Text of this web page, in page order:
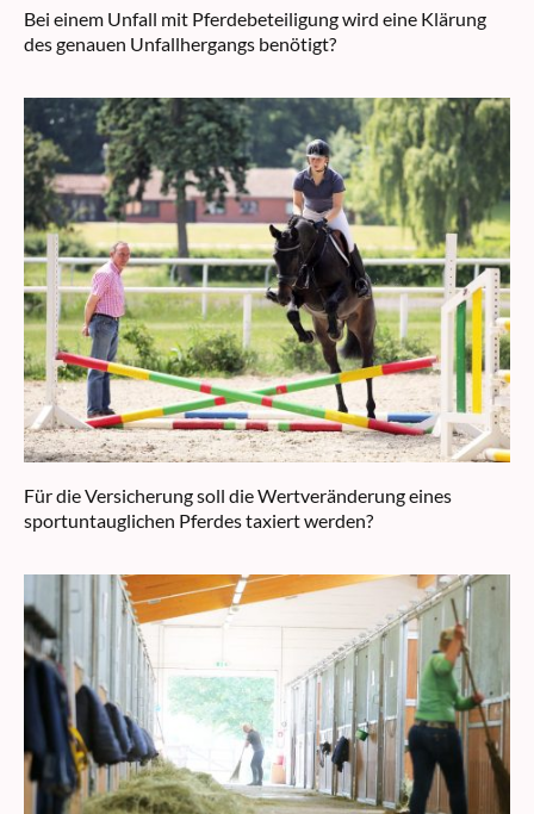
Bei einem Unfall mit Pferdebeteiligung wird eine Klärung
des genauen Unfallhergangs benötigt?
Für die Versicherung soll die Wertveränderung eines
sportuntauglichen Pferdes taxiert werden?